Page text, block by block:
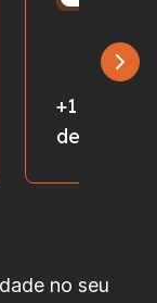
+1 milhão
de fotos
no seu